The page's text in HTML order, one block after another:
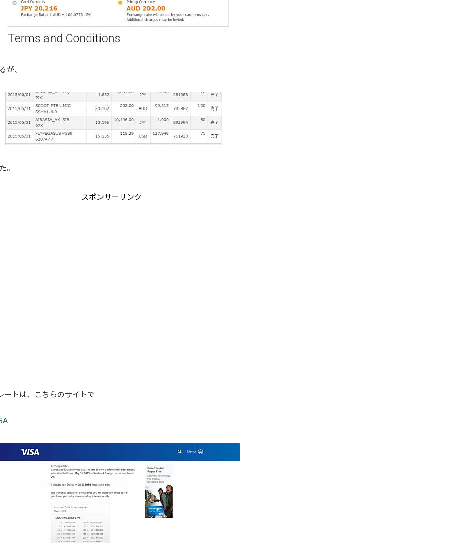
が、
。
スポンサーリンク
トは、こちらのサイトで